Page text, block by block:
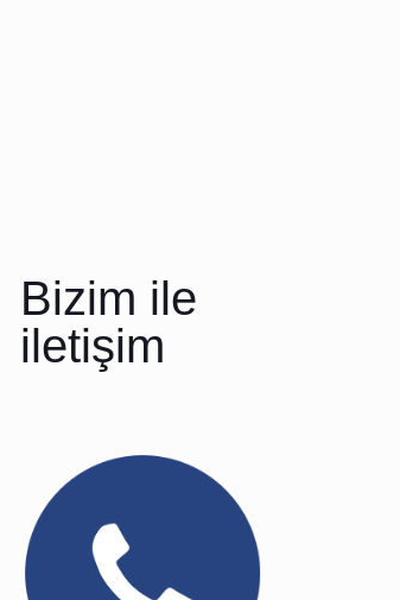
Bizim ile
iletişim